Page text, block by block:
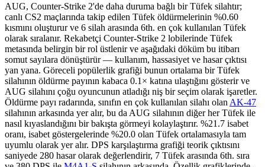
AUG, Counter-Strike 2'de daha duruma bağlı bir Tüfek silahtır;
canlı CS2 maçlarında takip edilen Tüfek öldürmelerinin %0.60
kısmını oluşturur ve 6 silah arasında 6th. en çok kullanılan Tüfek
olarak sıralanır. Rekabetçi Counter-Strike 2 lobilerinde Tüfek
metasında belirgin bir rol üstlenir ve aşağıdaki döküm bu itibarı
somut sayılara dönüştürür — kullanım, hassasiyet ve hasar çıktısı
yan yana. Göreceli popülerlik grafiği bunun ortalama bir Tüfek
silahının öldürme payının kabaca 0.1× katına ulaştığını gösterir ve
AUG silahını çoğu oyuncunun atladığı niş bir seçim olarak işaretler.
Öldürme payı radarında, sınıfın en çok kullanılan silahı olan AK-47
silahının arkasında yer alır, bu da AUG silahının diğer her Tüfek ile
nasıl kıyaslandığını bir bakışta görmeyi kolaylaştırır. %21.7 isabet
oranı, isabet göstergelerinde %20.0 olan Tüfek ortalamasıyla tam
uyumlu olarak yer alır. DPS karşılaştırma grafiği teorik çıktısını
saniyede 280 hasar olarak değerlendirir, 7 Tüfek arasında 6th. sıra